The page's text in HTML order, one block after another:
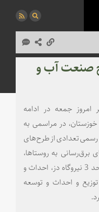
از ۲۸ طرح صنعت آب و
جمعه در ادامه
در مراسمی به
رسمی تعدادی از طرح‌های
به روستاها،
تامین برق شهری ، بهینه‌سازی واحد 3 نیروگاه دز، احداث و
و احداث و توسعه